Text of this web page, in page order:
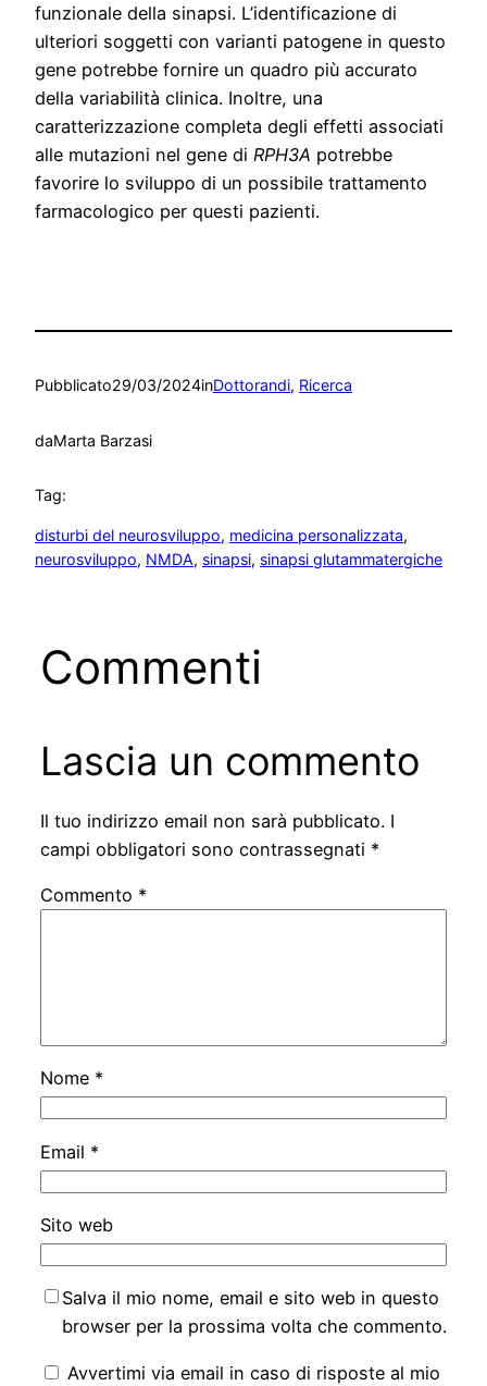
funzionale della sinapsi. L’identificazione di
ulteriori soggetti con varianti patogene in questo
gene potrebbe fornire un quadro più accurato
della variabilità clinica. Inoltre, una
caratterizzazione completa degli effetti associati
alle mutazioni nel gene di RPH3A potrebbe
favorire lo sviluppo di un possibile trattamento
farmacologico per questi pazienti.
Pubblicato29/03/2024inDottorandi, Ricerca
daMarta Barzasi
Tag:
disturbi del neurosviluppo, medicina personalizzata
neurosviluppo, NMDA, sinapsi, sinapsi glutammatergiche
Commenti
Lascia un commento
Il tuo indirizzo email non sarà pubblicato. I
campi obbligatori sono contrassegnati *
Commento *
Nome *
Email *
Sito web
Salva il mio nome, email e sito web in questo
browser per la prossima volta che commento.
Avvertimi via email in caso di risposte al mio